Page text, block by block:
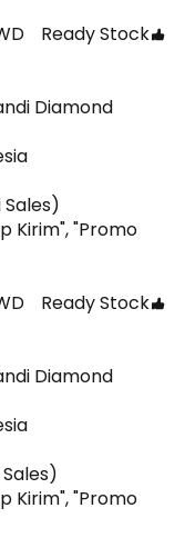
Ready Stock
Diamond
Kirim", "Promo
Ready Stock
Diamond
Kirim", "Promo